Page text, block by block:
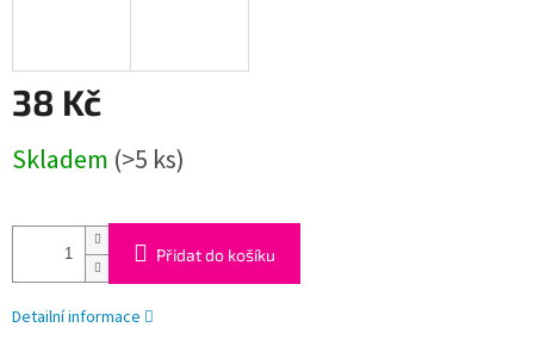
38 Kč
cena:
Skladem (>5 ks)
Přidat do košíku
Detailní informace